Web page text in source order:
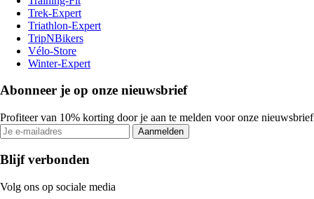
Trek-Expert
Triathlon-Expert
TripNBikers
Vélo-Store
Winter-Expert
Abonneer je op onze nieuwsbrief
Profiteer van 10% korting door je aan te melden voor onze nieuwsbrief
Aanmelden
Blijf verbonden
Volg ons op sociale media